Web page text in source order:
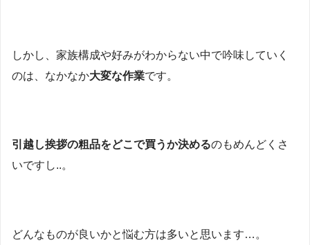
しかし、家族構成や好みがわからない中で吟味していく
のは、なかなか大変な作業です。
引越し挨拶の粗品をどこで買うか決めるのもめんどくさ
いですし..。
どんなものが良いかと悩む方は多いと思います…。